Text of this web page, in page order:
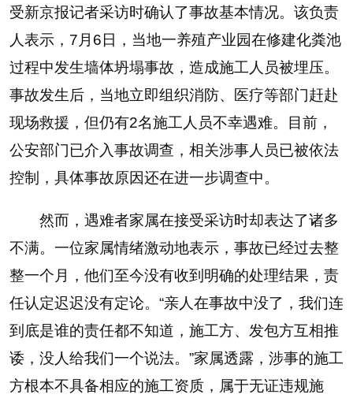
受新京报记者采访时确认了事故基本情况。该负责
人表示，7月6日，当地一养殖产业园在修建化粪池
过程中发生墙体坍塌事故，造成施工人员被埋压。
事故发生后，当地立即组织消防、医疗等部门赶赴
现场救援，但仍有2名施工人员不幸遇难。目前，
公安部门已介入事故调查，相关涉事人员已被依法
控制，具体事故原因还在进一步调查中。
然而，遇难者家属在接受采访时却表达了诸多
不满。一位家属情绪激动地表示，事故已经过去整
整一个月，他们至今没有收到明确的处理结果，责
任认定迟迟没有定论。“亲人在事故中没了，我们连
到底是谁的责任都不知道，施工方、发包方互相推
诿，没人给我们一个说法。”家属透露，涉事的施工
方根本不具备相应的施工资质，属于无证违规施